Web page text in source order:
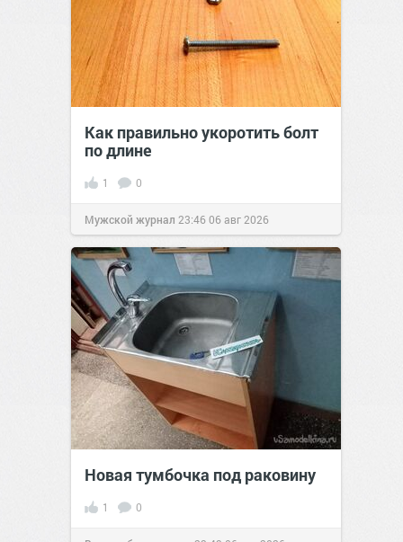
Как правильно укоротить болт
по длине
1 0
Мужской журнал 23:4606 авг 2026
Новая тумбочка под раковину
1 0